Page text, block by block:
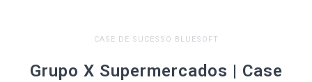
CASE DE SUCESSO BLUESOFT
Grupo X Supermercados | Case